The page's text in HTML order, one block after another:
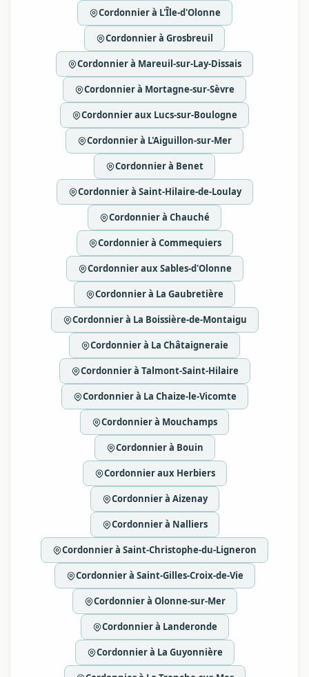
Cordonnier à L'Île-d'Olonne
Cordonnier à Grosbreuil
Cordonnier à Mareuil-sur-Lay-Dissais
Cordonnier à Mortagne-sur-Sèvre
Cordonnier aux Lucs-sur-Boulogne
Cordonnier à L'Aiguillon-sur-Mer
Cordonnier à Benet
Cordonnier à Saint-Hilaire-de-Loulay
Cordonnier à Chauché
Cordonnier à Commequiers
Cordonnier aux Sables-d'Olonne
Cordonnier à La Gaubretière
Cordonnier à La Boissière-de-Montaigu
Cordonnier à La Châtaigneraie
Cordonnier à Talmont-Saint-Hilaire
Cordonnier à La Chaize-le-Vicomte
Cordonnier à Mouchamps
Cordonnier à Bouin
Cordonnier aux Herbiers
Cordonnier à Aizenay
Cordonnier à Nalliers
Cordonnier à Saint-Christophe-du-Ligneron
Cordonnier à Saint-Gilles-Croix-de-Vie
Cordonnier à Olonne-sur-Mer
Cordonnier à Landeronde
Cordonnier à La Guyonnière